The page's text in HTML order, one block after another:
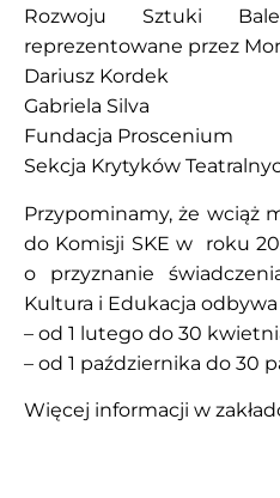
Rozwoju Sztuki
reprezentowane przez
Dariusz Kordek
Gabriela Silva
Fundacja Proscenium
Sekcja Krytyków
Przypominamy, że wciąż
do Komisji SKE w roku
o przyznanie
Kultura i Edukacja odbywa
– od 1 lutego do 30
– od 1 października do 30
Więcej informacji w